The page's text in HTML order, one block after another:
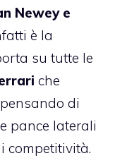
Newey e
è la
su tutte le
che
di
pance laterali
competitività.